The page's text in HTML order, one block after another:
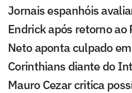
Jornais espanhóis
Endrick após retorno ao
Neto aponta culpado
Corinthians diante do
Mauro Cezar critica